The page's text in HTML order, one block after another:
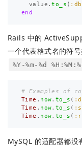
value .to_s ( :db
end
Rails 中的
一个代表格式名的符号
%Y-%m-%d
# Examples of
Time . now. to_s (
Time . now. to_s (
Time . now. to_s (
MySQL 的适配器都没